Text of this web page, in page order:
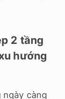
2 tầng
hướng
ngày càng